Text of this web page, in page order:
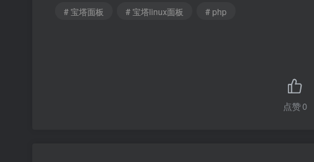
# 宝塔面板
# 宝塔linux面板 # php
点赞0